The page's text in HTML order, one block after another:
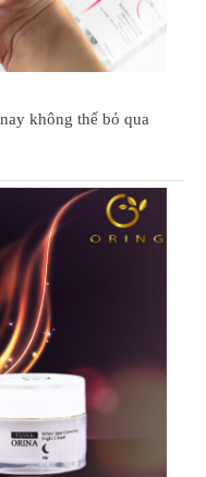
không thể bỏ qua